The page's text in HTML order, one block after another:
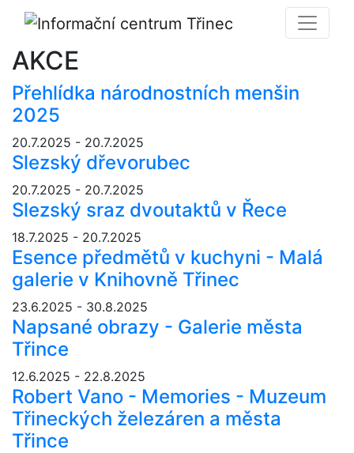
AKCE
Přehlídka národnostních menšin
2025
20.7.2025 - 20.7.2025
Slezský dřevorubec
20.7.2025 - 20.7.2025
Slezský sraz dvoutaktů v Řece
18.7.2025 - 20.7.2025
Esence předmětů v kuchyni - Malá
galerie v Knihovně Třinec
23.6.2025 - 30.8.2025
Napsané obrazy - Galerie města
Třince
12.6.2025 - 22.8.2025
Robert Vano - Memories - Muzeum
Třineckých železáren a města
Třince